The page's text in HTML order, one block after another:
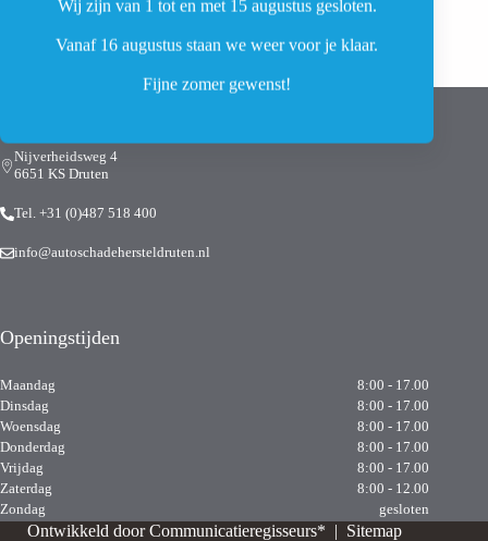
Wij zijn van 1 tot en met 15 augustus gesloten.
Vanaf 16 augustus staan we weer voor je klaar.
Fijne zomer gewenst!
Nijverheidsweg 4
6651 KS Druten
Tel. +31 (0)487 518 400
info@autoschadehersteldruten.nl
Openingstijden
Maandag
8:00 - 17.00
Dinsdag
8:00 - 17.00
Woensdag
8:00 - 17.00
Donderdag
8:00 - 17.00
Vrijdag
8:00 - 17.00
Zaterdag
8:00 - 12.00
Zondag
gesloten
Ontwikkeld doorCommunicatieregisseurs* | Sitemap